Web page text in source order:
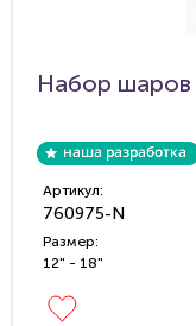
Набор шаров
Артикул:
760975-N
Размер:
12" - 18"